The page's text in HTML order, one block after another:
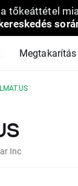
tőkeáttétel
Megtakarítás
LMAT.US
Inc